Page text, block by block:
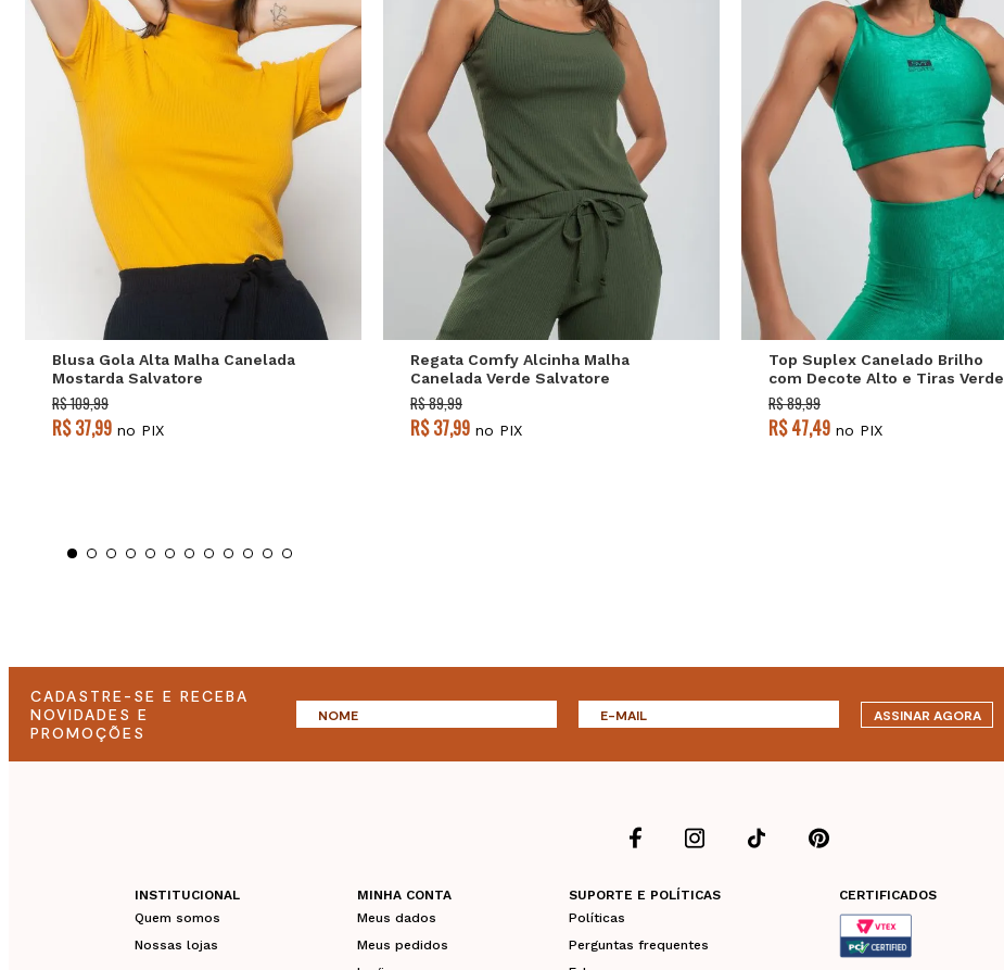
P M G
Blusa Gola Alta Malha Canelada
Mostarda Salvatore
R$ 109,99
R$ 37,99 no PIX
Regata Comfy Alcinha Malha
Canelada Verde Salvatore
R$ 89,99
R$ 37,99 no PIX
Top Suplex Canelado Brilho
com Decote Alto e Tiras Verde
Salvatore
R$ 89,99
R$ 47,49 no PIX
CADASTRE-SE E RECEBA
NOVIDADES E
PROMOÇÕES
ASSINAR AGORA
INSTITUCIONAL
Quem somos
Nossas lojas
MINHA CONTA
Meus dados
Meus pedidos
SUPORTE E POLÍTICAS
Políticas
Perguntas frequentes
CERTIFICADOS